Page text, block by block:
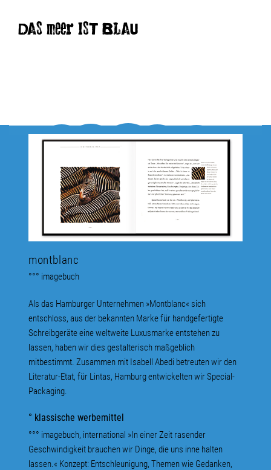
DAS meer IST BLAU
montblanc
°°° imagebuch
Als das Hamburger Unternehmen »Montblanc« sich
entschloss, aus der bekannten Marke für handgefertigte
Schreibgeräte eine weltweite Luxusmarke entstehen zu
lassen, haben wir dies gestalterisch maßgeblich
mitbestimmt. Zusammen mit Isabell Abedi betreuten wir den
Literatur-Etat, für Lintas, Hamburg entwickelten wir Special-
Packaging.
° klassische werbemittel
°°° imagebuch, international »In einer Zeit rasender
Geschwindigkeit brauchen wir Dinge, die uns inne halten
lassen.« Konzept: Entschleunigung, Themen wie Gedanken,